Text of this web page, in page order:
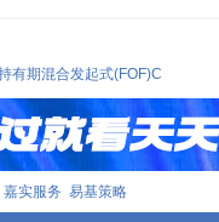
有期混合发起式(FOF)C
嘉实服务 易基策略